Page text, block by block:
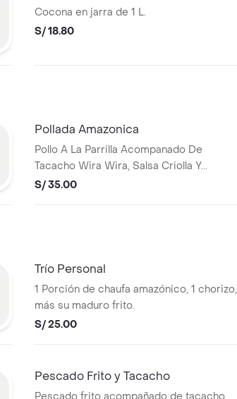
Cocona en jarra de 1 L.
S/ 18.80
Pollada Amazonica
Pollo A La Parrilla Acompanado De
Tacacho Wira Wira, Salsa Criolla Y...
S/ 35.00
Trío Personal
1 Porción de chaufa amazónico, 1 chorizo,
más su maduro frito.
S/ 25.00
Pescado Frito y Tacacho